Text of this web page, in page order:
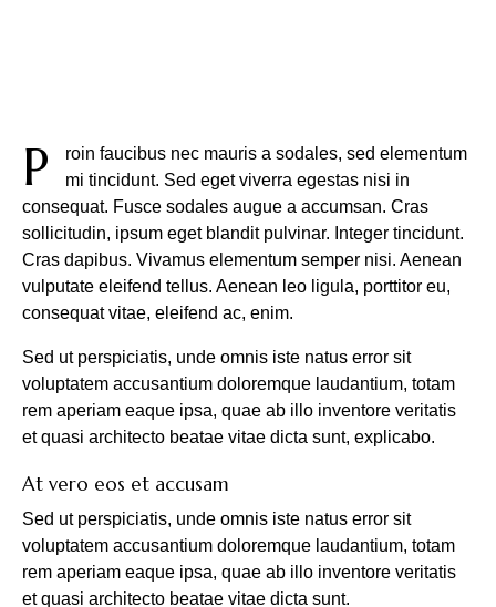
P
roin faucibus nec mauris a sodales, sed elementum
mi tincidunt. Sed eget viverra egestas nisi in
consequat. Fusce sodales augue a accumsan. Cras
sollicitudin, ipsum eget blandit pulvinar. Integer tincidunt.
Cras dapibus. Vivamus elementum semper nisi. Aenean
vulputate eleifend tellus. Aenean leo ligula, porttitor eu,
consequat vitae, eleifend ac, enim.
Sed ut perspiciatis, unde omnis iste natus error sit
voluptatem accusantium doloremque laudantium, totam
rem aperiam eaque ipsa, quae ab illo inventore veritatis
et quasi architecto beatae vitae dicta sunt, explicabo.
At vero eos et accusam
Sed ut perspiciatis, unde omnis iste natus error sit
voluptatem accusantium doloremque laudantium, totam
rem aperiam eaque ipsa, quae ab illo inventore veritatis
et quasi architecto beatae vitae dicta sunt.